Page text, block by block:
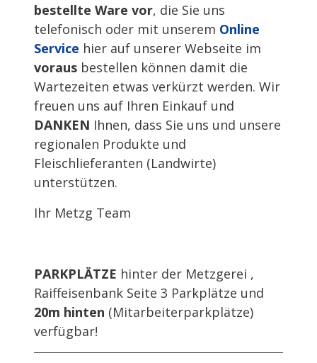
bestellte Ware vor, die Sie uns
telefonisch oder mit unserem Online
Service hier auf unserer Webseite im
voraus bestellen können damit die
Wartezeiten etwas verkürzt werden. Wir
freuen uns auf Ihren Einkauf und
DANKEN Ihnen, dass Sie uns und unsere
regionalen Produkte und
Fleischlieferanten (Landwirte)
unterstützen.
Ihr Metzg Team
PARKPLÄTZE hinter der Metzgerei ,
Raiffeisenbank Seite 3 Parkplätze und
20m hinten (Mitarbeiterparkplätze)
verfügbar!